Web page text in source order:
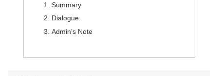
Summary
Dialogue
Admin’s Note